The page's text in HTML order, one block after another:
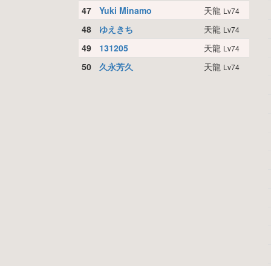
47 Yuki Minamo 天龍 Lv74
48 ゆえきち 天龍 Lv74
49 131205 天龍 Lv74
50 久永芳久 天龍 Lv74